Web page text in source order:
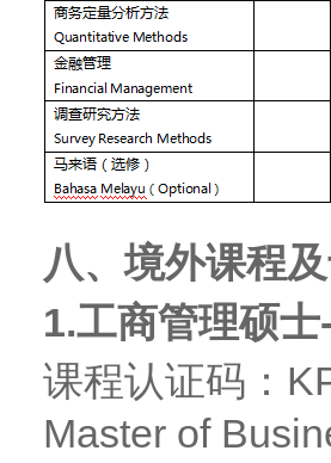
八、境外课程
1.工商管理硕
课程认证码：
Master of